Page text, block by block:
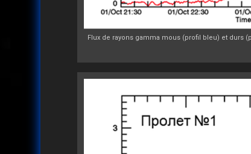
Flux de rayons gamma mous (profil bleu) et durs